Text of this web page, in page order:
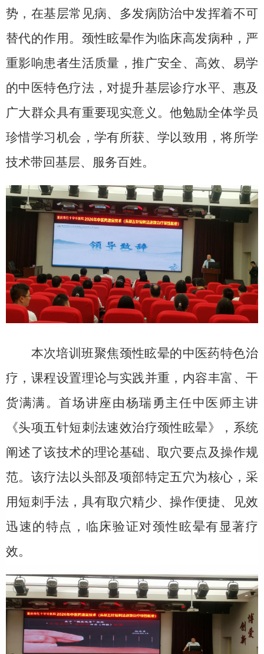
势，在基层常见病、多发病防治中发挥着不可
替代的作用。颈性眩晕作为临床高发病种，严
重影响患者生活质量，推广安全、高效、易学
的中医特色疗法，对提升基层诊疗水平、惠及
广大群众具有重要现实意义。他勉励全体学员
珍惜学习机会，学有所获、学以致用，将所学
技术带回基层、服务百姓。
本次培训班聚焦颈性眩晕的中医药特色治
疗，课程设置理论与实践并重，内容丰富、干
货满满。首场讲座由杨瑞勇主任中医师主讲
《头项五针短刺法速效治疗颈性眩晕》，系统
阐述了该技术的理论基础、取穴要点及操作规
范。该疗法以头部及项部特定五穴为核心，采
用短刺手法，具有取穴精少、操作便捷、见效
迅速的特点，临床验证对颈性眩晕有显著疗
效。